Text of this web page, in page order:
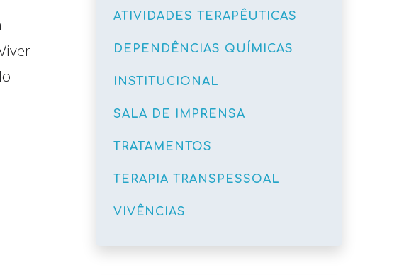
ATIVIDADES TERAPÊUTICAS
DEPENDÊNCIAS QUÍMICAS
INSTITUCIONAL
SALA DE IMPRENSA
TRATAMENTOS
TERAPIA TRANSPESSOAL
VIVÊNCIAS